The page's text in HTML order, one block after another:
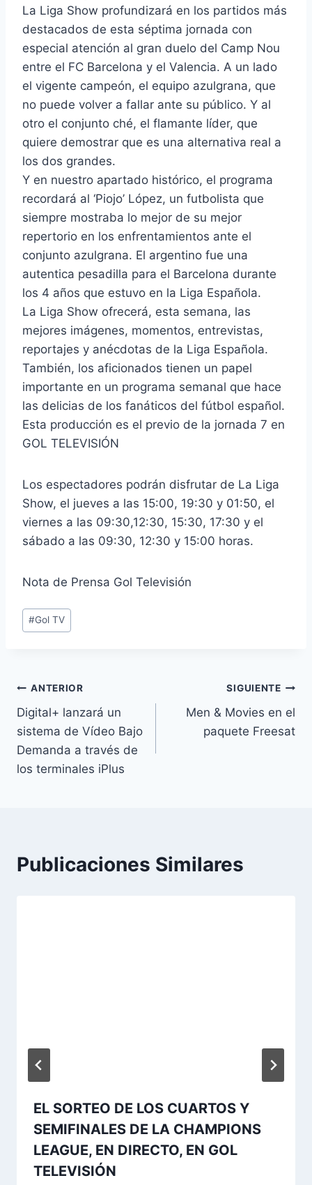
La Liga Show profundizará en los partidos más
destacados de esta séptima jornada con
especial atención al gran duelo del Camp Nou
entre el FC Barcelona y el Valencia. A un lado
el vigente campeón, el equipo azulgrana, que
no puede volver a fallar ante su público. Y al
otro el conjunto ché, el flamante líder, que
quiere demostrar que es una alternativa real a
los dos grandes.
Y en nuestro apartado histórico, el programa
recordará al ‘Piojo’ López, un futbolista que
siempre mostraba lo mejor de su mejor
repertorio en los enfrentamientos ante el
conjunto azulgrana. El argentino fue una
autentica pesadilla para el Barcelona durante
los 4 años que estuvo en la Liga Española.
La Liga Show ofrecerá, esta semana, las
mejores imágenes, momentos, entrevistas,
reportajes y anécdotas de la Liga Española.
También, los aficionados tienen un papel
importante en un programa semanal que hace
las delicias de los fanáticos del fútbol español.
Esta producción es el previo de la jornada 7 en
GOL TELEVISIÓN
Los espectadores podrán disfrutar de La Liga
Show, el jueves a las 15:00, 19:30 y 01:50, el
viernes a las 09:30,12:30, 15:30, 17:30 y el
sábado a las 09:30, 12:30 y 15:00 horas.
Nota de Prensa Gol Televisión
Etiquetas
de
#Gol TV
Navegación
de
entradas
ANTERIOR
Digital+ lanzará un
sistema de Vídeo Bajo
Demanda a través de
los terminales iPlus
SIGUIENTE
Men & Movies en el
paquete Freesat
Publicaciones Similares
EL SORTEO DE LOS CUARTOS Y
SEMIFINALES DE LA CHAMPIONS
LEAGUE, EN DIRECTO, EN GOL
TELEVISIÓN